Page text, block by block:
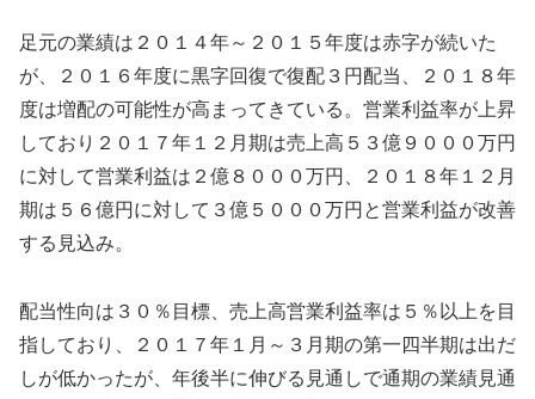
足元の業績は２０１４年～２０１５年度は赤字が続いた
が、２０１６年度に黒字回復で復配３円配当、２０１８年
度は増配の可能性が高まってきている。営業利益率が上昇
しており２０１７年１２月期は売上高５３億９０００万円
に対して営業利益は２億８０００万円、２０１８年１２月
期は５６億円に対して３億５０００万円と営業利益が改善
する見込み。
配当性向は３０％目標、売上高営業利益率は５％以上を目
指しており、２０１７年１月～３月期の第一四半期は出だ
しが低かったが、年後半に伸びる見通しで通期の業績見通